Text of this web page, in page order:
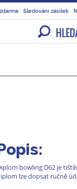
Sledování zásilek
bowling D62 je
lze dopsat ručně